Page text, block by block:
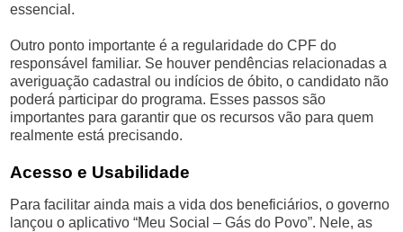
essencial.
Outro ponto importante é a regularidade do CPF do
responsável familiar. Se houver pendências relacionadas a
averiguação cadastral ou indícios de óbito, o candidato não
poderá participar do programa. Esses passos são
importantes para garantir que os recursos vão para quem
realmente está precisando.
Acesso e Usabilidade
Para facilitar ainda mais a vida dos beneficiários, o governo
lançou o aplicativo “Meu Social – Gás do Povo”. Nele, as